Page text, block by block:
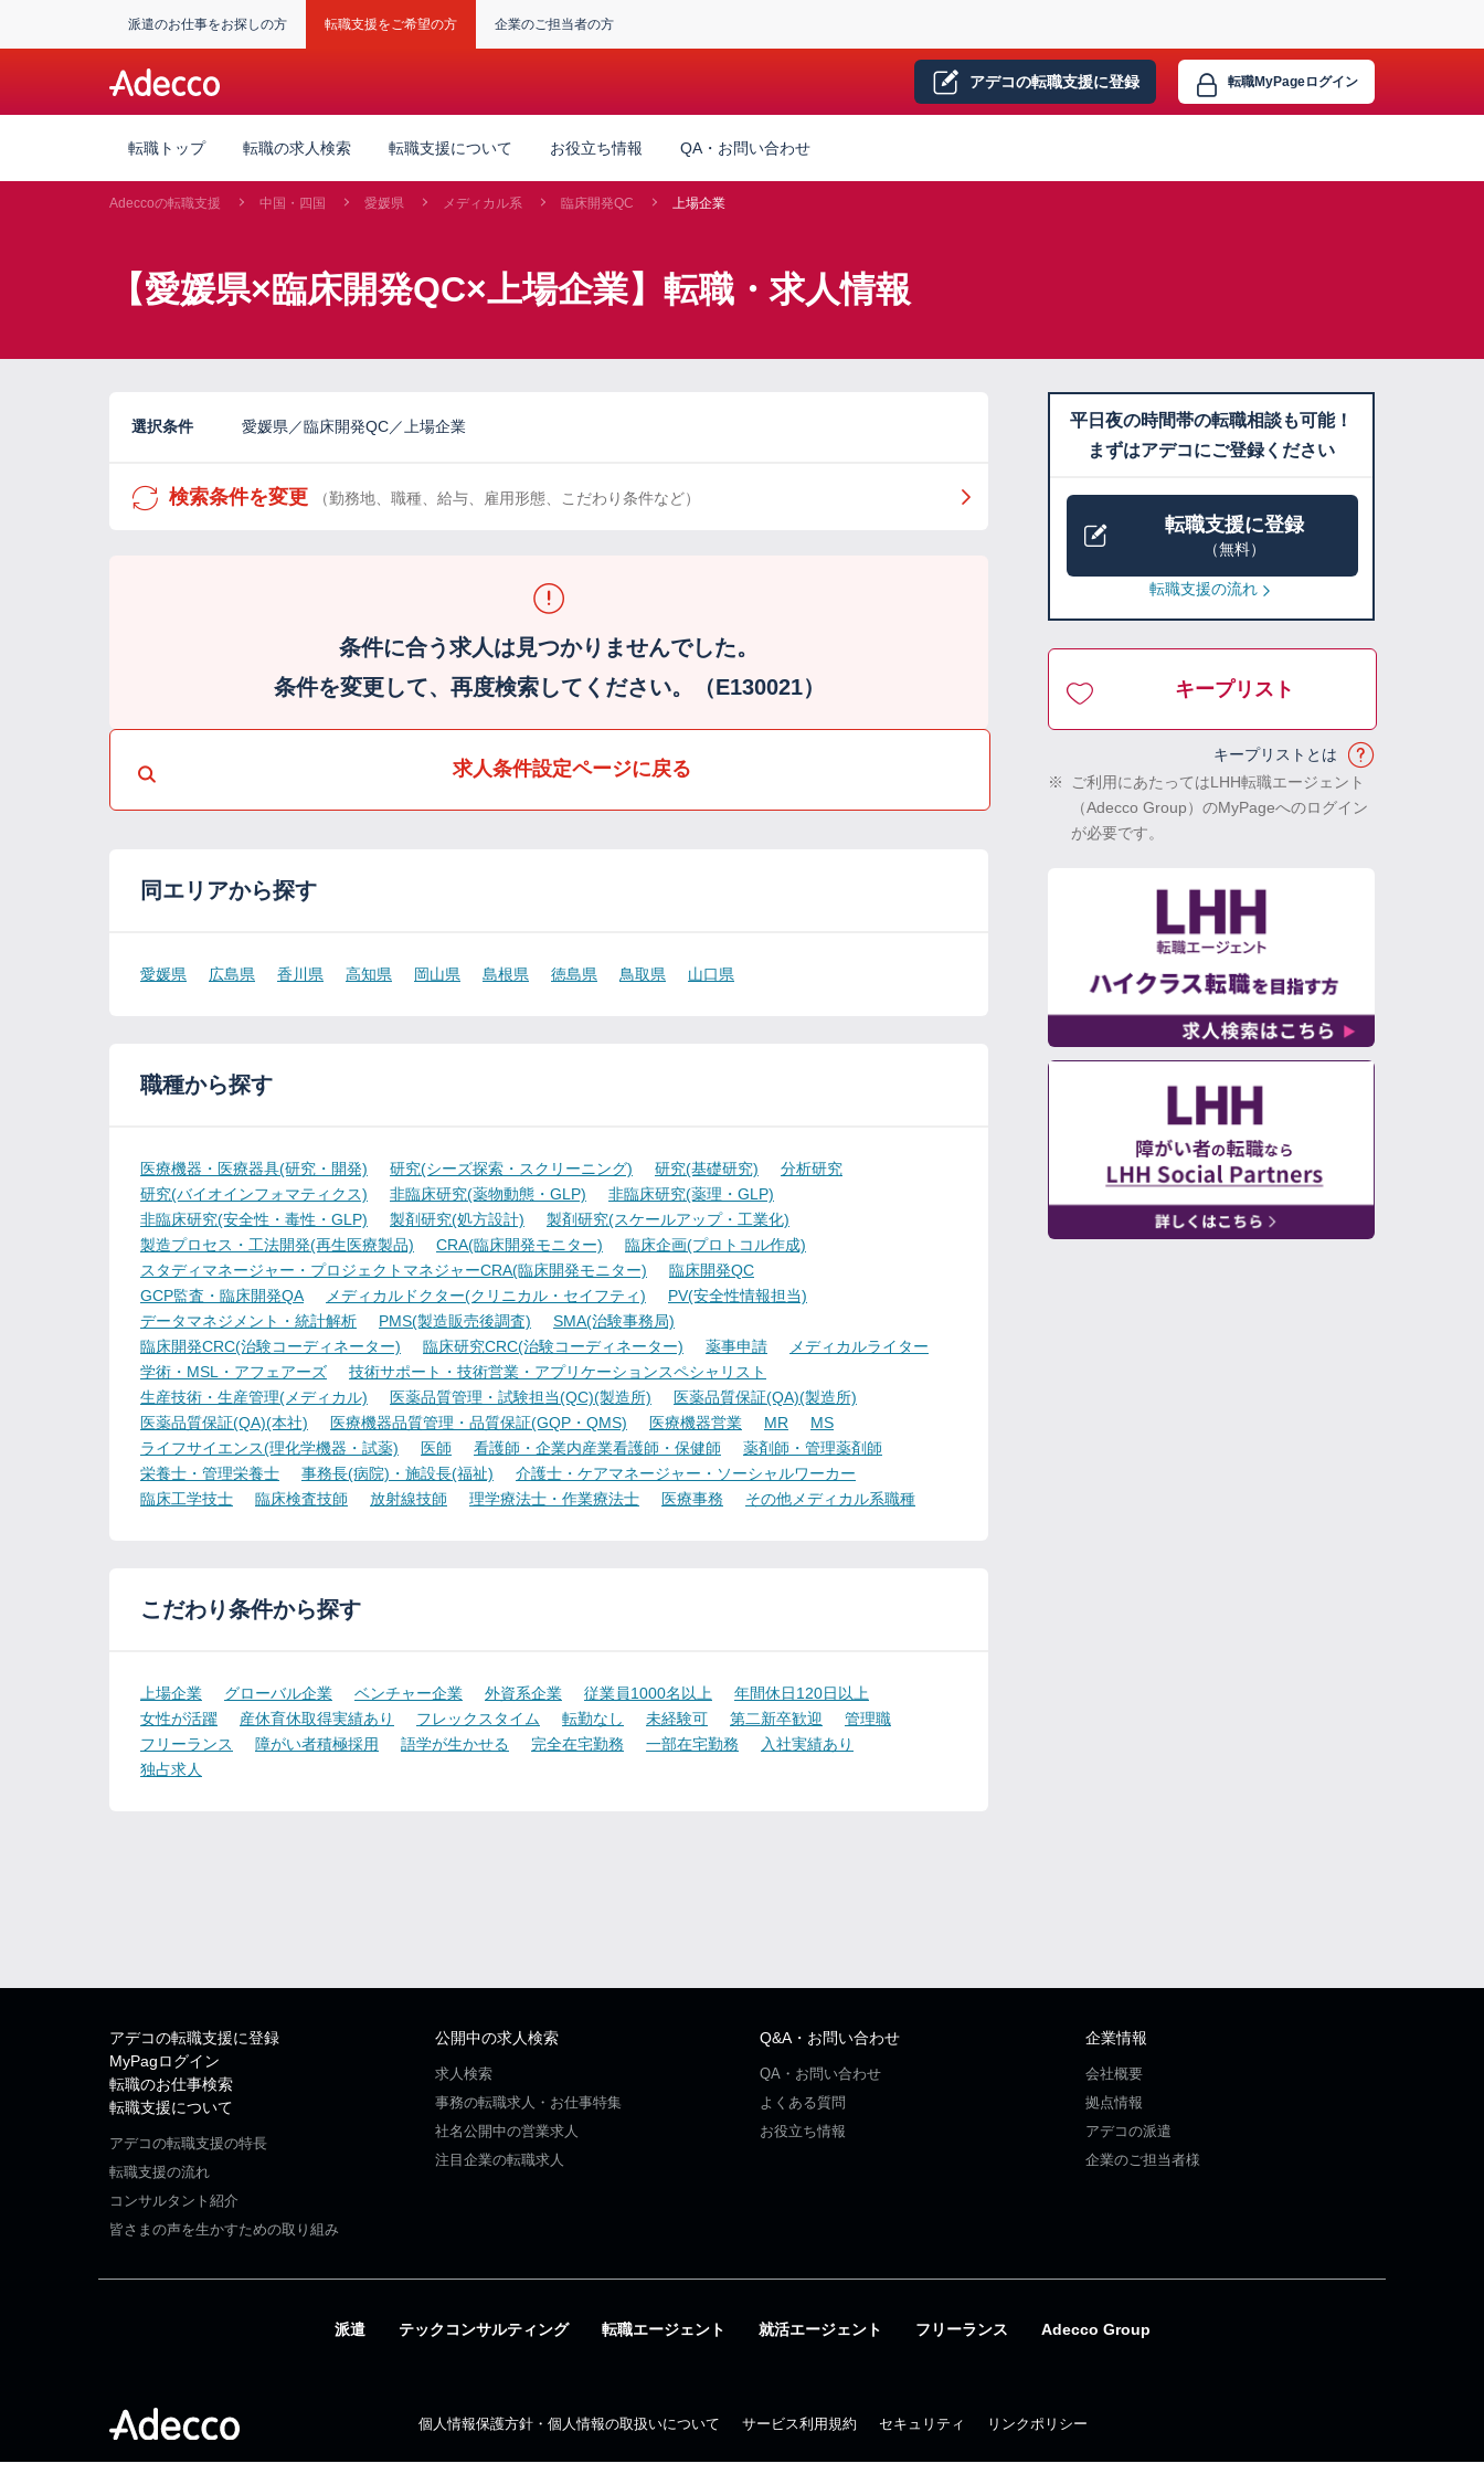
派遣のお仕事をお探しの方 転職支援をご希望の方 企業のご担当者の方
アデコの転職支援に登録 転職MyPageログイン
転職トップ 転職の求人検索 転職支援について お役立ち情報 QA・お問い合わせ
Adeccoの転職支援 中国・四国 愛媛県 メディカル系 臨床開発QC 上場企業
【愛媛県×臨床開発QC×上場企業】転職・求人情報
選択条件 愛媛県／臨床開発QC／上場企業
検索条件を変更 （勤務地、職種、給与、雇用形態、こだわり条件など）
条件に合う求人は見つかりませんでした。
条件を変更して、再度検索してください。（E130021）
求人条件設定ページに戻る
同エリアから探す
愛媛県 広島県 香川県 高知県 岡山県 島根県 徳島県 鳥取県 山口県
職種から探す
医療機器・医療器具(研究・開発) 研究(シーズ探索・スクリーニング) 研究(基礎研究)
分析研究
研究(バイオインフォマティクス)
非臨床研究(薬物動態・GLP)
非臨床研究(薬理・GLP)
非臨床研究(安全性・毒性・GLP)
製剤研究(処方設計)
製剤研究(スケールアップ・工業化)
製造プロセス・工法開発(再生医療製品)
CRA(臨床開発モニター)
臨床企画(プロトコル作成)
スタディマネージャー・プロジェクトマネジャーCRA(臨床開発モニター)
臨床開発QC
GCP監査・臨床開発QA
メディカルドクター(クリニカル・セイフティ)
PV(安全性情報担当)
データマネジメント・統計解析
PMS(製造販売後調査)
SMA(治験事務局)
臨床開発CRC(治験コーディネーター)
臨床研究CRC(治験コーディネーター) 薬事申請
メディカルライター
学術・MSL・アフェアーズ
技術サポート・技術営業・アプリケーションスペシャリスト
生産技術・生産管理(メディカル)
医薬品質管理・試験担当(QC)(製造所)
医薬品質保証(QA)(製造所)
医薬品質保証(QA)(本社)
医療機器品質管理・品質保証(GQP・QMS) 医療機器営業 MR
MS
ライフサイエンス(理化学機器・試薬)
医師 看護師・企業内産業看護師・保健師
薬剤師・管理薬剤師
栄養士・管理栄養士
事務長(病院)・施設長(福祉)
介護士・ケアマネージャー・ソーシャルワーカー
臨床工学技士
臨床検査技師 放射線技師 理学療法士・作業療法士 医療事務 その他メディカル系職種
こだわり条件から探す
上場企業 グローバル企業 ベンチャー企業 外資系企業 従業員1000名以上
年間休日120日以上
女性が活躍
産休育休取得実績あり フレックスタイム 転勤なし 未経験可 第二新卒歓迎
管理職
フリーランス
障がい者積極採用 語学が生かせる 完全在宅勤務 一部在宅勤務
入社実績あり
独占求人
平日夜の時間帯の転職相談も可能！
まずはアデコにご登録ください
転職支援に登録
（無料）
転職支援の流れ
キープリスト
キープリストとは
※
ご利用にあたってはLHH転職エージェント
（Adecco Group）のMyPageへのログイン
が必要です。
アデコの転職支援に登録
MyPagログイン
転職のお仕事検索
転職支援について
アデコの転職支援の特長
転職支援の流れ
コンサルタント紹介
皆さまの声を生かすための取り組み
公開中の求人検索
求人検索
事務の転職求人・お仕事特集
社名公開中の営業求人
注目企業の転職求人
Q&A・お問い合わせ
QA・お問い合わせ
よくある質問
お役立ち情報
企業情報
会社概要
拠点情報
アデコの派遣
企業のご担当者様
派遣 テックコンサルティング 転職エージェント 就活エージェント フリーランス Adecco Group
個人情報保護方針・個人情報の取扱いについて サービス利用規約 セキュリティ リンクポリシー